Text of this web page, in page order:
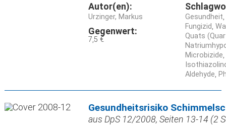
Autor(en):
Urzinger, Markus
Gegenwert:
7,5 €
Gesundheit
Fungizid
Quats
Microbizide
Aldehyde
Gesundheitsrisiko
aus DpS 12/2008, Seiten 13-14 (2